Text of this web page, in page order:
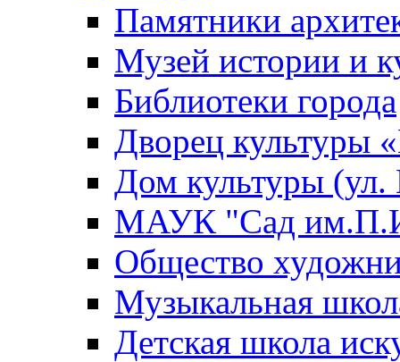
Памятники
Музей истории и
Библиотеки города
Дворец культуры
Дом культуры (ул.
МАУК "Сад
Общество
Музыкальная
Детская школа